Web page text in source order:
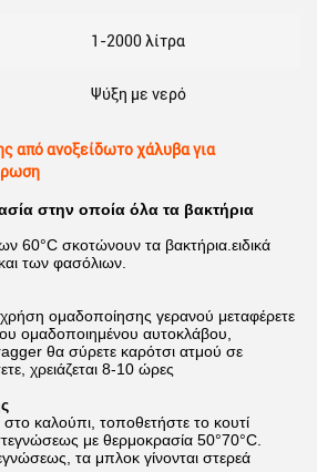
1-2000 λίτρα
Ψύξη με νερό
από ανοξείδωτο χάλυβα για
στην οποία όλα τα βακτήρια
60°C σκοτώνουν τα βακτήρια.ειδικά
των φασόλιων.
ομαδοποίησης γερανού μεταφέρετε
ομαδοποιημένου αυτοκλάβου,
θα σύρετε καρότσι ατμού σε
χρειάζεται 8-10 ώρες
καλούπι, τοποθετήστε το κουτί
με θερμοκρασία 50°70°C.
τα μπλοκ γίνονται στερεά